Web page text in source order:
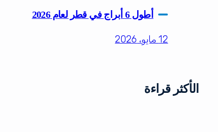
أطول 6 أبراج في قطر لعام 2026
12 مايو، 2026
الأكثر قراءة